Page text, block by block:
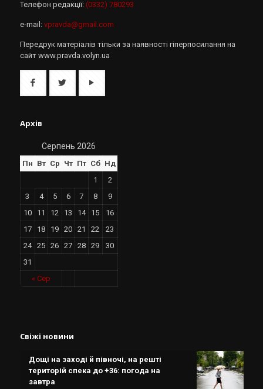
Телефон редакції: (0332) 780293
e-mail: vpravda@gmail.com
Передрук матеріалів тільки за наявності гіперпосилання на
сайт www.pravda.volyn.ua
Архів
Серпень 2026
Пн Вт Ср Чт Пт Сб Нд
« Сер
1
2
3
4 5 6 7 8
9
10
11 12 13 14 15
16
17
18 19 20 21 22
23
24
25 26 27 28 29
30
31
Свіжі новини
Дощі на заході й півночі, на решті
територій спека до +36: погода на
завтра